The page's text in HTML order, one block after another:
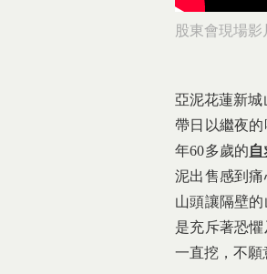
股東會現場影
亞泥花蓮新城
帶日以繼夜
年60多歲的
泥出售感到
山頭讓隔壁
是充斥著恐
一直挖，不願